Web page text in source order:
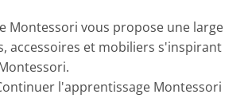
Montessori vous propose une large
accessoires et mobiliers s'inspirant
l'apprentissage Montessori